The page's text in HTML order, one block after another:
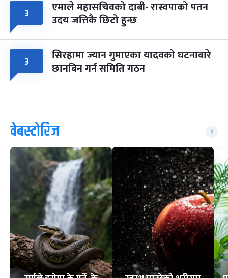
३ एमाले महासचिवको दाबी- रास्वपाको पतन
उदय जत्तिकै छिटो हुन्छ
३ सिरहामा ज्यान गुमाएका यादवको घटनाबारे
छानबिन गर्न समिति गठन
वेबस्टोरिज